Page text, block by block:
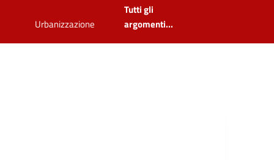
Urbanizzazione
Tutti gli
argomenti...